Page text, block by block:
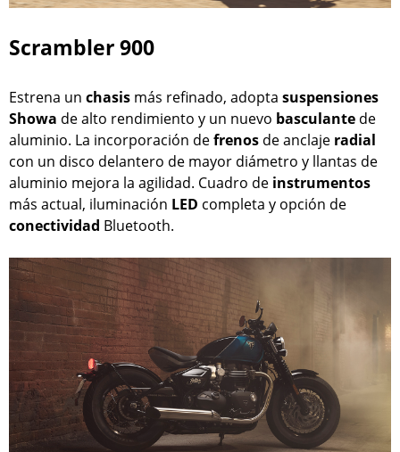
Scrambler 900
Estrena un chasis más refinado, adopta suspensiones
Showa de alto rendimiento y un nuevo basculante de
aluminio. La incorporación defrenos de anclaje radial
con un disco delantero de mayor diámetro y llantas de
aluminio mejora la agilidad. Cuadro de instrumentos
más actual, iluminación LED completa y opción de
conectividad Bluetooth.